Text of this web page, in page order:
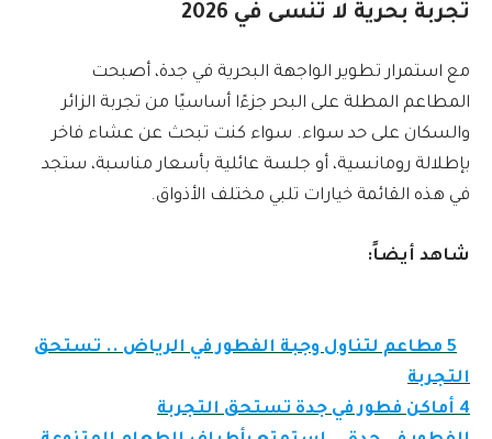
تجربة بحرية لا تُنسى في 2026
مع استمرار تطوير الواجهة البحرية في جدة، أصبحت
المطاعم المطلة على البحر جزءًا أساسيًا من تجربة الزائر
والسكان على حد سواء. سواء كنت تبحث عن عشاء فاخر
بإطلالة رومانسية، أو جلسة عائلية بأسعار مناسبة، ستجد
في هذه القائمة خيارات تلبي مختلف الأذواق.
شاهد أيضاً:
5 مطاعم لتناول وجبة الفطور في الرياض .. تستحق
التجربة
4 أماكن فطور في جدة تستحق التجربة